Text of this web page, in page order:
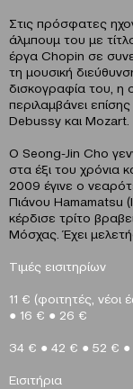
Στις πρόσφατες
άλμπουμ του με
έργα Chopin σε
τη μουσική
δισκογραφία του, η
περιλαμβάνει
Debussy και Mozart.
Ο Seong-Jin Cho
στα έξι του χρόνια
2009 έγινε ο
Πιάνου Hamamatsu
κέρδισε τρίτο
Μόσχας. Έχει
Τιμές εισιτηρίων
11 € (φοιτητές, νέοι
● 16 € ● 26 €
34 € ● 42 € ● 52 € ●
Eισιτήρια